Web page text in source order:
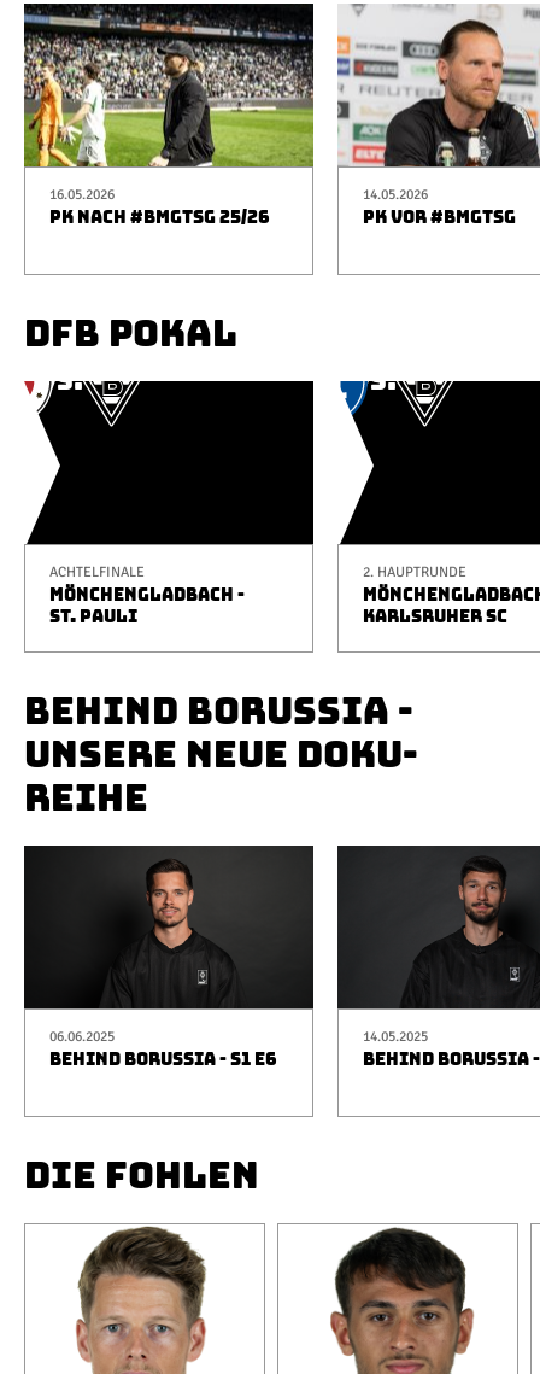
16.05.2026
PK NACH #BMGTSG 25/26
14.05.2026
PK VOR #BMGTSG
DFB POKAL
ACHTELFINALE
MÖNCHENGLADBACH -
ST. PAULI
2. HAUPTRUNDE
KARLSRUHER SC
BEHIND BORUSSIA -
UNSERE NEUE DOKU-
REIHE
06.06.2025
BEHIND BORUSSIA - S1 E6
14.05.2025
BEHIND BORUSSIA
DIE FOHLEN